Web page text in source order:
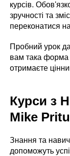
курсів.
зручності та
переконатися
Пробний урок
вам така форма
отримаєте
Курси з
Mike
Знання та
допоможуть